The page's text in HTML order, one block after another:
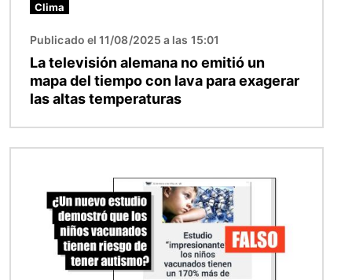
Clima
Publicado el 11/08/2025 a las 15:01
La televisión alemana no emitió un
mapa del tiempo con lava para exagerar
las altas temperaturas